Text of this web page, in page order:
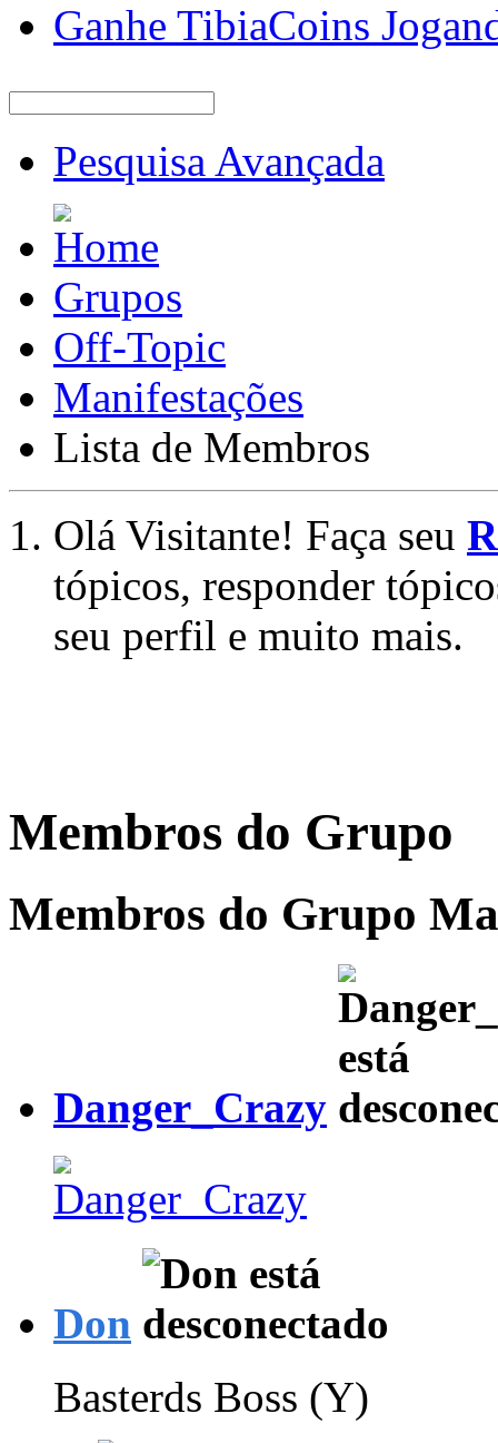
Ganhe TibiaCoins
Pesquisa Avançada
Grupos
Off-Topic
Manifestações
Lista de Membros
Olá Visitante! Faça seu
tópicos, responder
seu perfil e muito mais.
Membros do Grupo
Membros do Grupo
Danger_Crazy
Don
Basterds Boss (Y)